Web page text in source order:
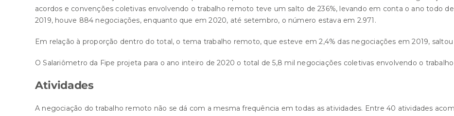
acordos e convenções coletivas envolvendo o trabalho remoto teve um salto de 236%, levando em conta o ano todo
2019, houve 884 negociações, enquanto que em 2020, até setembro, o número estava em 2.971.
Em relação à proporção dentro do total, o tema trabalho remoto, que esteve em 2,4% das negociações em 2019,
O Salariômetro da Fipe projeta para o ano inteiro de 2020 o total de 5,8 mil negociações coletivas envolvendo o
Atividades
A negociação do trabalho remoto não se dá com a mesma frequência em todas as atividades. Entre 40 atividades